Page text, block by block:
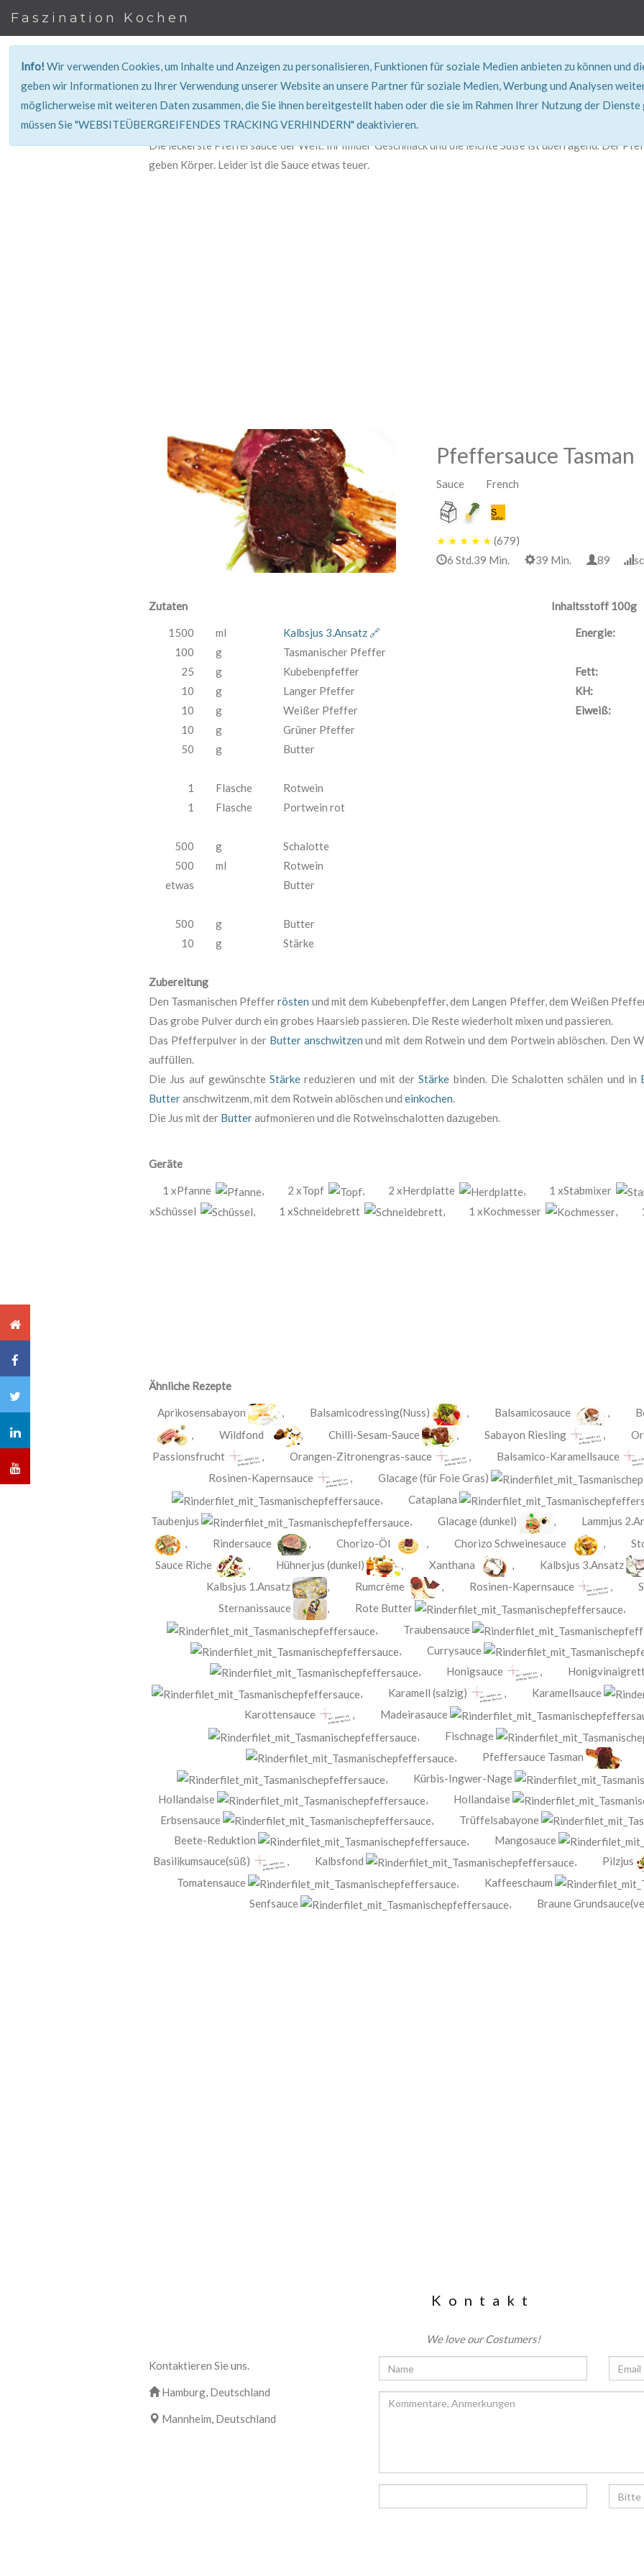
Faszination Kochen
Info!Wir verwenden Cookies, um Inhalte und Anzeigen zu personalisieren, Funktionen für soziale Medien anbieten zu können und
geben wir Informationen zu Ihrer Verwendung unserer Website an unsere Partner für soziale Medien, Werbung und Analysen
möglicherweise mit weiteren Daten zusammen, die Sie ihnen bereitgestellt haben oder die sie im Rahmen Ihrer Nutzung der
müssen Sie "WEBSITEÜBERGREIFENDES TRACKING VERHINDERN" deaktivieren.
REZEPT
Die leckerste Pfeffersauce der Welt. Ihr milder Geschmack und die leichte Süße ist überragend. Der
geben Körper. Leider ist die Sauce etwas teuer.
Pfeffersauce Tasman
Sauce French
★ ★ ★ ★ ★ (679)
6 Std.39 Min.
39 Min. 89
Zutaten
1500 ml
Kalbsjus 3.Ansatz 🔗
100
g
Tasmanischer Pfeffer
25
g
Kubebenpfeffer
10
g
Langer Pfeffer
10
g
Weißer Pfeffer
10
g
Grüner Pfeffer
50
g Butter
1 Flasche
Rotwein
1
Flasche Portwein rot
500 g
Schalotte
500
ml
Rotwein
etwas
Butter
500 g
Butter
10
g Stärke
Inhaltsstoff 100g
Energie:
Fett:
KH:
Eiweiß:
Zubereitung
Den Tasmanischen Pfefferrösten und mit dem Kubebenpfeffer, dem Langen Pfeffer, dem Weißen
Das grobe Pulver durch ein grobes Haarsieb passieren. Die Reste wiederholt mixen und passieren.
Das Pfefferpulver in der Butter anschwitzen und mit dem Rotwein und dem Portwein ablöschen. Den
auffüllen.
Die Jus auf gewünschte Stärke reduzieren und mit derStärke binden. Die Schalotten schälen und in
Butteranschwitzenm, mit dem Rotwein ablöschen und einkochen.
Die Jus mit der Butteraufmonieren und die Rotweinschalotten dazugeben.
Geräte
1 xPfanne , 2 xTopf , 2 xHerdplatte , 1 xStabmixer
xSchüssel
, 1 xSchneidebrett , 1 xKochmesser ,
Ähnliche Rezepte
Aprikosensabayon , Balsamicodressing(Nuss) , Balsamicosauce ,
,Wildfond ,Chilli-Sesam-Sauce , Sabayon Riesling ,
Passionsfrucht
, Orangen-Zitronengras-sauce , Balsamico-Karamellsauce
Rosinen-Kapernsauce
, Glacage (für Foie Gras)
,Cataplana
Taubenjus
, Glacage (dunkel) , Lammjus
, Rindersauce , Chorizo-Öl ,Chorizo Schweinesauce ,
Sauce Riche
, Hühnerjus (dunkel) ,Xanthana , Kalbsjus 3.Ansatz
Kalbsjus 1.Ansatz
, Rumcrème , Rosinen-Kapernsauce ,
Sternanissauce
, Rote Butter
, Traubensauce
, Currysauce
, Honigsauce ,
, Karamell (salzig) , Karamellsauce
Karottensauce
, Madeirasauce
, Fischnage
, Pfeffersauce Tasman ,
, Kürbis-Ingwer-Nage
Hollandaise
, Hollandaise
Erbsensauce
, Trüffelsabayone
Beete-Reduktion
, Mangosauce
Basilikumsauce(süß)
, Kalbsfond , Pilzjus
Tomatensauce
, Kaffeeschaum
Senfsauce
, Braune
Kontakt
We love our Costumers!
Kontaktieren Sie uns.
Hamburg, Deutschland
Mannheim, Deutschland